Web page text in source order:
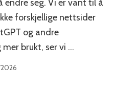
endre seg. Vi er vant til å
forskjellige nettsider
og andre
brukt, ser vi …